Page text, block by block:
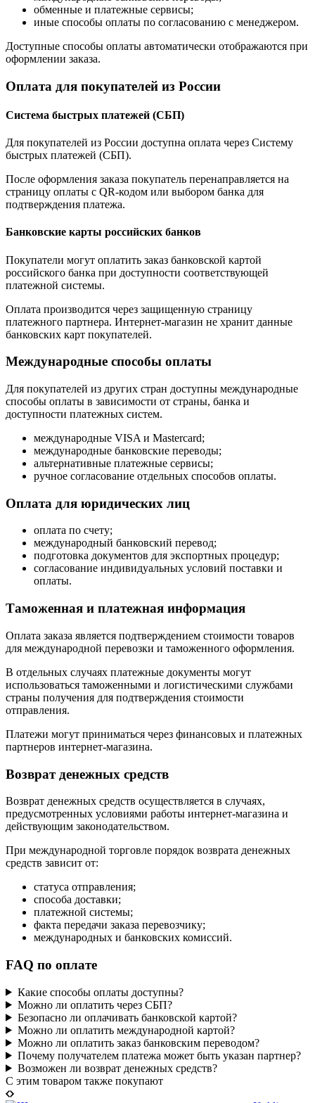
обменные и платежные сервисы;
иные способы оплаты по согласованию с менеджером.
Доступные способы оплаты автоматически отображаются при
оформлении заказа.
Оплата для покупателей из России
Система быстрых платежей (СБП)
Для покупателей из России доступна оплата через Систему
быстрых платежей (СБП).
После оформления заказа покупатель перенаправляется на
страницу оплаты с QR-кодом или выбором банка для
подтверждения платежа.
Банковские карты российских банков
Покупатели могут оплатить заказ банковской картой
российского банка при доступности соответствующей
платежной системы.
Оплата производится через защищенную страницу
платежного партнера. Интернет-магазин не хранит данные
банковских карт покупателей.
Международные способы оплаты
Для покупателей из других стран доступны международные
способы оплаты в зависимости от страны, банка и
доступности платежных систем.
международные VISA и Mastercard;
международные банковские переводы;
альтернативные платежные сервисы;
ручное согласование отдельных способов оплаты.
Оплата для юридических лиц
оплата по счету;
международный банковский перевод;
подготовка документов для экспортных процедур;
согласование индивидуальных условий поставки и
оплаты.
Таможенная и платежная информация
Оплата заказа является подтверждением стоимости товаров
для международной перевозки и таможенного оформления.
В отдельных случаях платежные документы могут
использоваться таможенными и логистическими службами
страны получения для подтверждения стоимости
отправления.
Платежи могут приниматься через финансовых и платежных
партнеров интернет-магазина.
Возврат денежных средств
Возврат денежных средств осуществляется в случаях,
предусмотренных условиями работы интернет-магазина и
действующим законодательством.
При международной торговле порядок возврата денежных
средств зависит от:
статуса отправления;
способа доставки;
платежной системы;
факта передачи заказа перевозчику;
международных и банковских комиссий.
FAQ по оплате
Какие способы оплаты доступны?
Можно ли оплатить через СБП?
Безопасно ли оплачивать банковской картой?
Можно ли оплатить международной картой?
Можно ли оплатить заказ банковским переводом?
Почему получателем платежа может быть указан партнер?
Возможен ли возврат денежных средств?
C этим товаром также покупают